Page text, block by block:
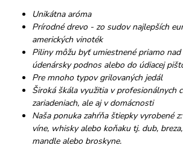
Unikátna aróma
Prírodné drevo - zo sudov najlepších
amerických vinoték
Piliny môžu byť umiestnené priamo
údenársky podnos alebo do údiacej
Pre mnoho typov grilovaných jedál
Široká škála využitia v profesionálnych
zariadeniach, ale aj v domácnosti
Naša ponuka zahŕňa štiepky vyrobené
víne, whisky alebo koňaku tj. dub,
mandle alebo broskyne.